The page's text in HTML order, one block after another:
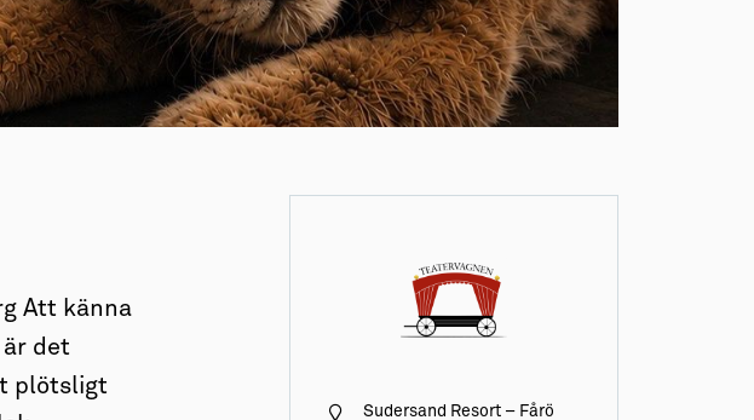
Att känna
det
plötsligt
Sudersand Resort – Fårö